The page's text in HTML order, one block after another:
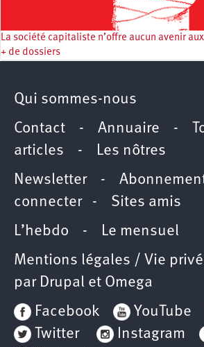
La société capitaliste n’offre aucun avenir
+ de dossiers
Qui sommes-nous
Contact - Annuaire -
articles - Les nôtres
Newsletter-
connecter- Sites amis
L’hebdo - Le mensuel
Mentions légales / Vie
par Drupal et Omega
Facebook
YouTube
Twitter
Instagram